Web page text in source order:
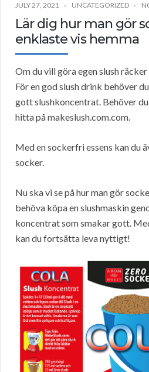
JULY 27, 2021 UNCATEGORIZED
Lär dig hur man gör
enklaste vis hemma
Om du vill göra egen slush
För en god slush drink behöver
gott slushkoncentrat. Behöver
hitta på makeslush.com.com.
Med en sockerfri essens kan du
socker.
Nu ska vi se på hur man gör
behöva köpa en slushmaskin
koncentrat som smakar gott.
kan du fortsätta leva nyttigt!